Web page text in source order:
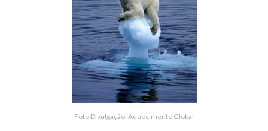
Foto Divulgação: Aquecimento Global